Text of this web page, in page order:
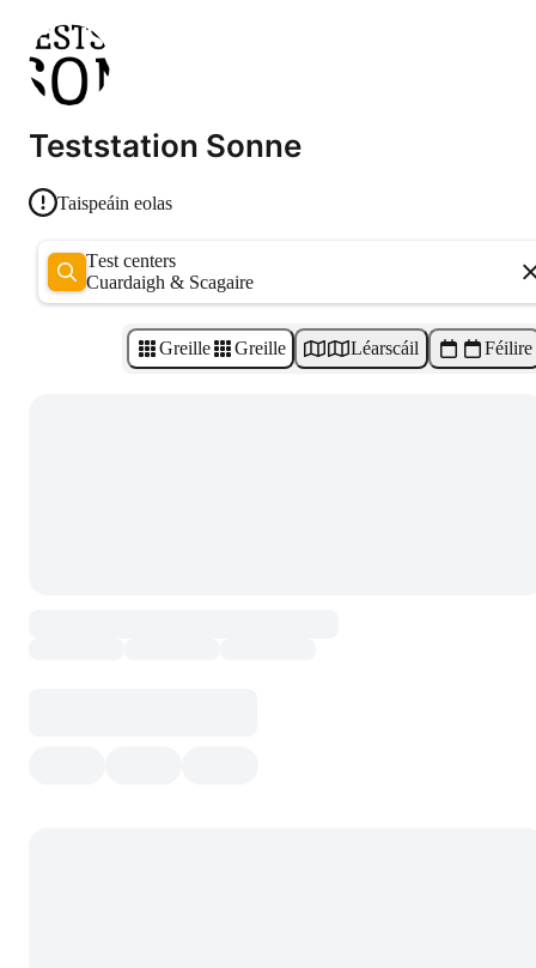
Teststation Sonne
Taispeáin eolas
Test centers
Cuardaigh & Scagaire
Greille Greille Léarscáil Féilire